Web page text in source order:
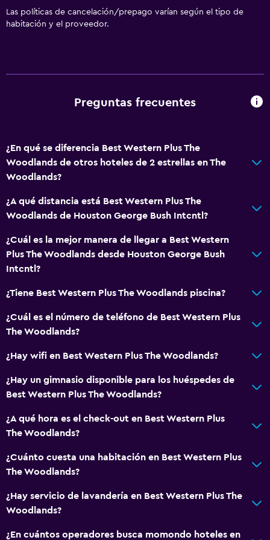
Las políticas de cancelación/prepago varían según el tipo de
habitación y el proveedor.
Preguntas frecuentes
¿En qué se diferencia Best Western Plus The
Woodlands de otros hoteles de 2 estrellas en The
Woodlands?
¿A qué distancia está Best Western Plus The
Woodlands de Houston George Bush Intcntl?
¿Cuál es la mejor manera de llegar a Best Western
Plus The Woodlands desde Houston George Bush
Intcntl?
¿Tiene Best Western Plus The Woodlands piscina?
¿Cuál es el número de teléfono de Best Western Plus
The Woodlands?
¿Hay wifi en Best Western Plus The Woodlands?
¿Hay un gimnasio disponible para los huéspedes de
Best Western Plus The Woodlands?
¿A qué hora es el check-out en Best Western Plus
The Woodlands?
¿Cuánto cuesta una habitación en Best Western Plus
The Woodlands?
¿Hay servicio de lavandería en Best Western Plus The
Woodlands?
¿En cuántos operadores busca momondo hoteles en